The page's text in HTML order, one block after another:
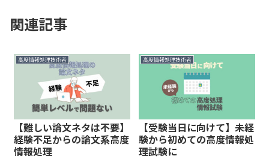
関連記事
高度情報処理技術者
【難しい論文ネタは不要】
経験不足からの論文系高度
情報処理
高度情報処理技術者
【受験当日に向けて】未経
験から初めての高度情報処
理試験に